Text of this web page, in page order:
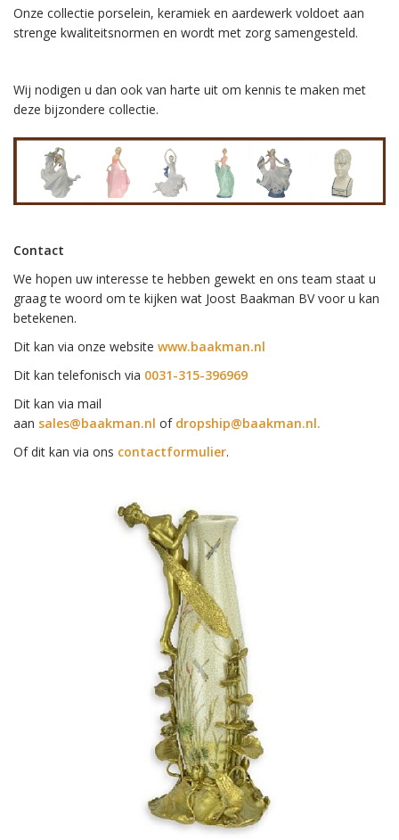
Onze collectie porselein, keramiek en aardewerk voldoet aan
strenge kwaliteitsnormen en wordt met zorg samengesteld.
Wij nodigen u dan ook van harte uit om kennis te maken met
deze bijzondere collectie.
Contact
We hopen uw interesse te hebben gewekt en ons team staat u
graag te woord om te kijken wat Joost Baakman BV voor u kan
betekenen.
Dit kan via onze website www.baakman.nl
Dit kan telefonisch via 0031-315-396969
Dit kan via mail
aan sales@baakman.nl of dropship@baakman.nl.
Of dit kan via ons contactformulier.